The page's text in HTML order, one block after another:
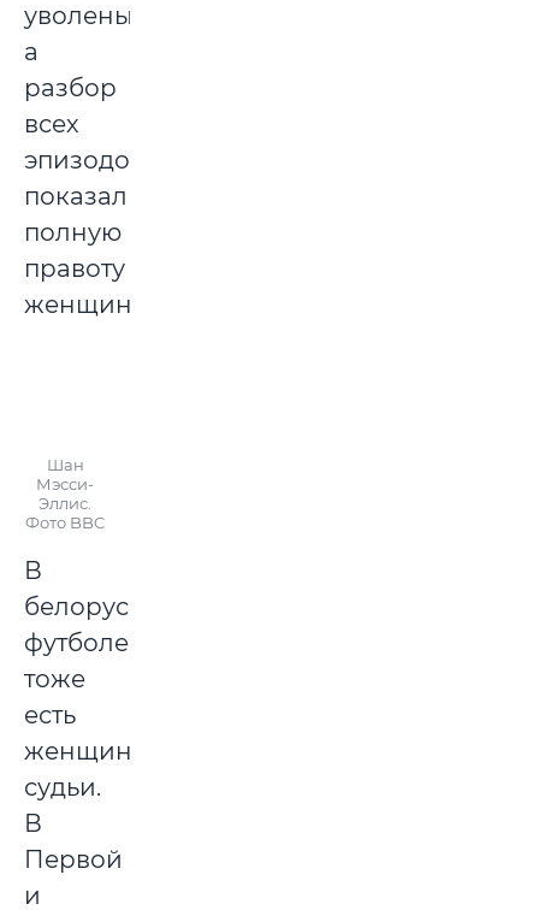
уволены,
а
разбор
всех
эпизодов
показал
полную
правоту
женщины.
Шан
Мэсси-
Эллис.
Фото BBC
В
белорусском
футболе
тоже
есть
женщины
судьи.
В
Первой
и